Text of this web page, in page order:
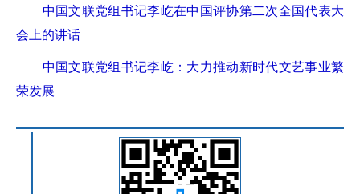
中国文联党组书记李屹在中国评协第二次全国代表大
会上的讲话
中国文联党组书记李屹：大力推动新时代文艺事业繁
荣发展